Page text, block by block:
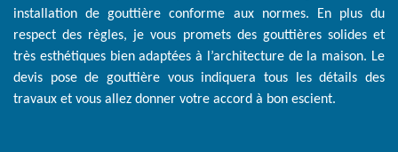
installation de gouttière conforme aux normes. En plus du
respect des règles, je vous promets des gouttières solides et
très esthétiques bien adaptées à l’architecture de la maison. Le
devis pose de gouttière vous indiquera tous les détails des
travaux et vous allez donner votre accord à bon escient.